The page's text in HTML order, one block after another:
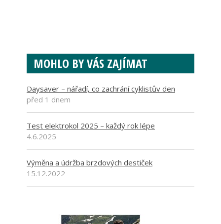
MOHLO BY VÁS ZAJÍMAT
Daysaver – nářadí, co zachrání cyklistův den
před 1 dnem
Test elektrokol 2025 – každý rok lépe
4.6.2025
Výměna a údržba brzdových destiček
15.12.2022